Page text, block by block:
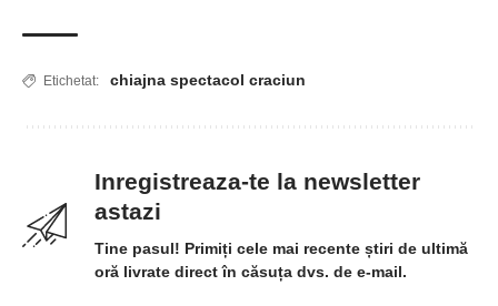
Etichetat: chiajna spectacol craciun
Inregistreaza-te la newsletter
astazi
Tine pasul! Primiți cele mai recente știri de ultimă
oră livrate direct în căsuța dvs. de e-mail.